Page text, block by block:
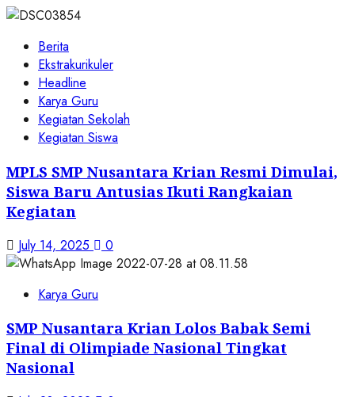
Berita
Ekstrakurikuler
Headline
Karya Guru
Kegiatan Sekolah
Kegiatan Siswa
MPLS SMP Nusantara Krian Resmi Dimulai,
Siswa Baru Antusias Ikuti Rangkaian
Kegiatan
July 14, 2025 0
Karya Guru
SMP Nusantara Krian Lolos Babak Semi
Final di Olimpiade Nasional Tingkat
Nasional